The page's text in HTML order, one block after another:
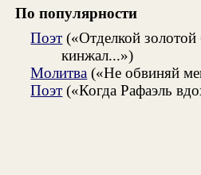
По популярности
Поэт («Отделкой золотой
кинжал...»)
Молитва («Не обвиняй
Поэт («Когда Рафаэль